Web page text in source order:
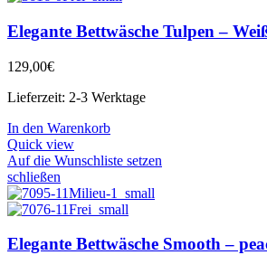
Elegante Bettwäsche Tulpen –
129,00€
Lieferzeit: 2-3 Werktage
In den Warenkorb
Quick view
Auf die Wunschliste setzen
schließen
Elegante Bettwäsche Smooth –